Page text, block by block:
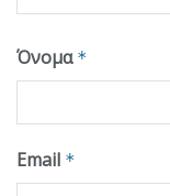
Όνομα *
Email *